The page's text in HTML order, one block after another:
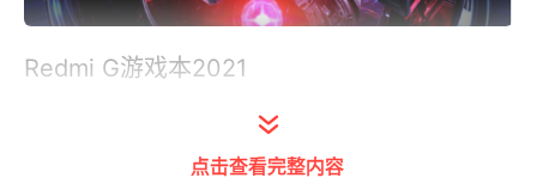
Redmi G游戏本2021
Redmi G游戏本2021采用暗影机甲设计，色调
为黑色，A面的X造型极为独特；配备16.1英寸
点击查看完整内容